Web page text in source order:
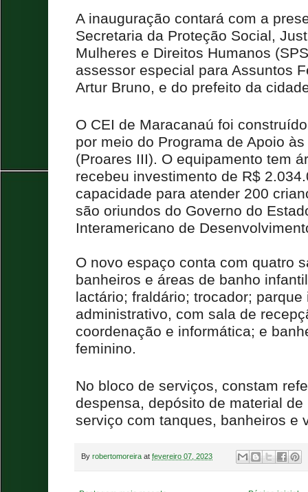
A inauguração contará com a
Secretaria da Proteção Social,
Mulheres e Direitos Humanos
assessor especial para Assuntos
Artur Bruno, e do prefeito da
O CEI de Maracanaú foi
por meio do Programa de Apoio
(Proares III). O equipamento tem
recebeu investimento de R$
capacidade para atender 200
são oriundos do Governo do
Interamericano de
O novo espaço conta com quatro
banheiros e áreas de banho
lactário; fraldário; trocador;
administrativo, com sala de
coordenação e informática; e
feminino.
No bloco de serviços, constam
despensa, depósito de material
serviço com tanques, banheiros e
By robertomoreira at fevereiro 07, 2023